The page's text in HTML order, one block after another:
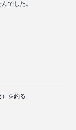
でした。
を釣る